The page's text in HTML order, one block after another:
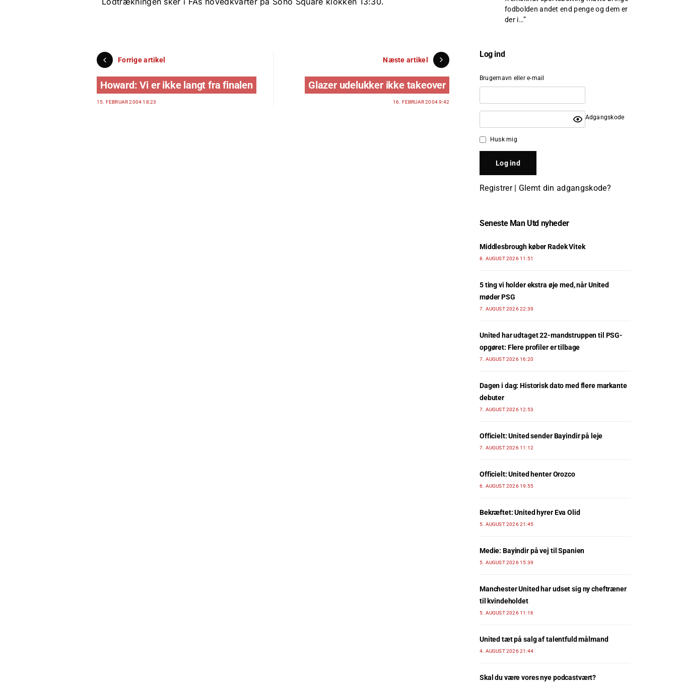
Forrige artikel
Howard: Vi er ikke langt fra finalen
15. FEBRUAR 2004 18:23
Næste artikel
Glazer udelukker ikke takeover
16. FEBRUAR 2004 9:42
fodbolden andet end penge og dem er
der i…”
Log ind
Brugernavn eller e-mail
Adgangskode
Husk mig
Registrer| Glemt din adgangskode?
Seneste Man Utd nyheder
Middlesbrough køber Radek Vitek
8. AUGUST 2026 11:51
5 ting vi holder ekstra øje med, når United
møder PSG
7. AUGUST 2026 22:39
United har udtaget 22-mandstruppen til PSG-
opgøret: Flere profiler er tilbage
7. AUGUST 2026 16:20
Dagen i dag: Historisk dato med flere markante
debuter
7. AUGUST 2026 12:53
Officielt: United sender Bayindir på leje
7. AUGUST 2026 11:12
Officielt: United henter Orozco
6. AUGUST 2026 19:55
Bekræftet: United hyrer Eva Olid
5. AUGUST 2026 21:45
Medie: Bayindir på vej til Spanien
5. AUGUST 2026 15:39
Manchester United har udset sig ny cheftræner
til kvindeholdet
5. AUGUST 2026 11:16
United tæt på salg af talentfuld målmand
4. AUGUST 2026 21:44
Skal du være vores nye podcastvært?